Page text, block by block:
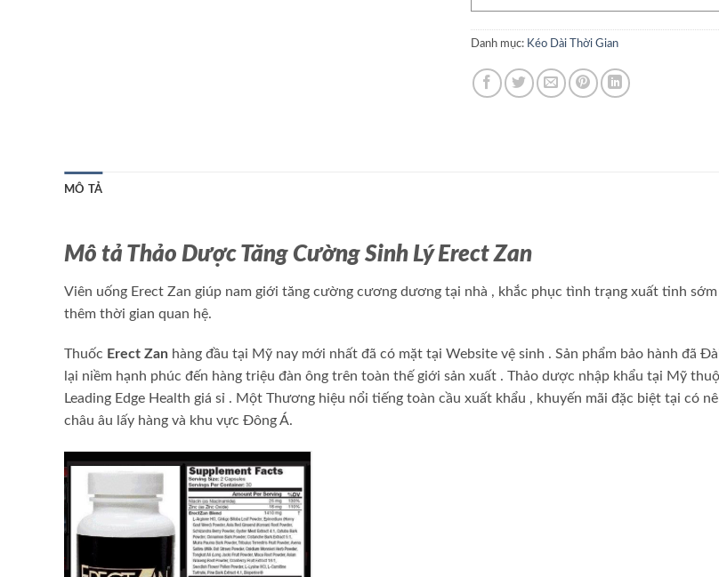
Danh mục: Kéo Dài Thời Gian
MÔ TẢ
Mô tả Thảo Dược Tăng Cường Sinh Lý Erect Zan
Viên uống Erect Zan giúp nam giới tăng cường cương dương tại nhà , khắc phục tình trạng xuất tinh sớm
thêm thời gian quan hệ.
Thuốc Erect Zan hàng đầu tại Mỹ nay mới nhất đã có mặt tại Website vệ sinh . Sản phẩm bảo hành đã
lại niềm hạnh phúc đến hàng triệu đàn ông trên toàn thế giới sản xuất . Thảo dược nhập khẩu tại Mỹ
Leading Edge Health giá sỉ . Một Thương hiệu nổi tiếng toàn cầu xuất khẩu , khuyến mãi đặc biệt tại có
châu âu lấy hàng và khu vực Đông Á.